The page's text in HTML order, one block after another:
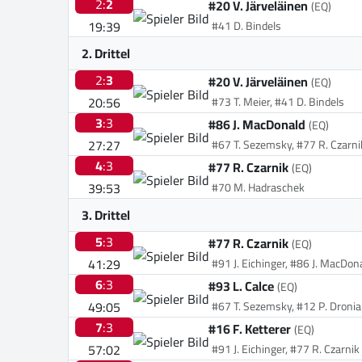
19:39
#20 V. Järveläinen(EQ)
#41 D. Bindels
2. Drittel
2:3
20:56
#20 V. Järveläinen(EQ)
#73 T. Meier, #41 D. Bindels
3:3
27:27
#86 J. MacDonald(EQ)
#67 T. Sezemsky, #77 R.
4:3
39:53
#77 R. Czarnik(EQ)
#70 M. Hadraschek
3. Drittel
5:3
41:29
#77 R. Czarnik(EQ)
#91 J. Eichinger, #86 J.
6:3
49:05
#93 L. Calce(EQ)
#67 T. Sezemsky, #12 P. Dronia
7:3
57:02
#16 F. Ketterer(EQ)
#91 J. Eichinger, #77 R. Czarnik